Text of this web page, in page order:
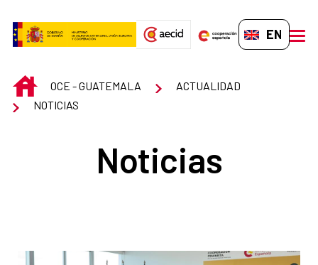
EN-GB
INICIOOCE - GUATEMALA
ACTUALIDAD
NOTICIAS
Noticias